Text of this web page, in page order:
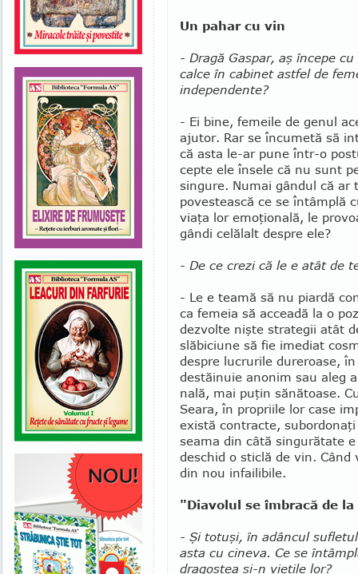
Un pahar cu vin
- Dragă Gaspar, aş începe
calce în cabinet astfel de
independente?
- Ei bine, femeile de genul
ajutor. Rar se încumetă să
că asta le-ar pune într-o
cepte ele însele că nu sunt
singure. Numai gândul că ar
povestească ce se întâmplă
viaţa lor emoţională, le
gândi celălalt despre ele?
- De ce crezi că le e atât de
- Le e teamă să nu piardă
ca femeia să acceadă la o
dezvolte nişte strategii atât
slăbiciune să fie imediat
despre lucrurile dureroase,
destăinuie ano­nim sau aleg
nală, mai puţin sănătoase.
Seara, în propriile lor case
există con­tracte,
seama din câtă singurătate
deschid o sticlă de vin.
din nou infa­ilibile.
"Diavolul se îmbracă de la
- Şi totuşi, în adâncul
asta cu cineva. Ce se
dra­gos­tea şi-n vieţile lor?